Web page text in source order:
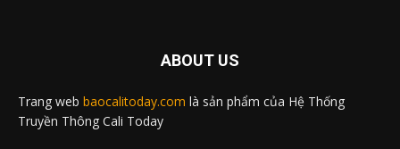
ABOUT US
Trang web baocalitoday.com là sản phẩm của Hệ Thống
Truyền Thông Cali Today